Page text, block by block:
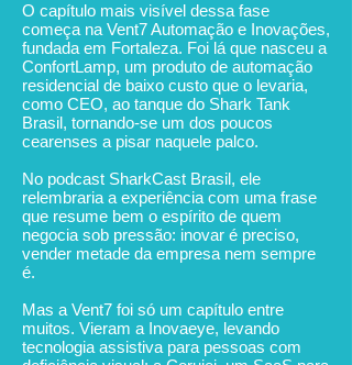
O capítulo mais visível dessa fase
começa na Vent7 Automação e Inovações,
fundada em Fortaleza. Foi lá que nasceu a
ConfortLamp, um produto de automação
residencial de baixo custo que o levaria,
como CEO, ao tanque do Shark Tank
Brasil, tornando-se um dos poucos
cearenses a pisar naquele palco.
No podcast SharkCast Brasil, ele
relembraria a experiência com uma frase
que resume bem o espírito de quem
negocia sob pressão: inovar é preciso,
vender metade da empresa nem sempre
é.
Mas a Vent7 foi só um capítulo entre
muitos. Vieram a Inovaeye, levando
tecnologia assistiva para pessoas com